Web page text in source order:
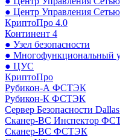
● Центр Управления
КриптоПро 4.0
Континент 4
● Узел безопасности
● Многофункциональный
● ЦУС
КриптоПро
Рубикон-А ФСТЭК
Рубикон-К ФСТЭК
Сервер Безопасности
Сканер-ВС Инспектор
Сканер-ВС ФСТЭК